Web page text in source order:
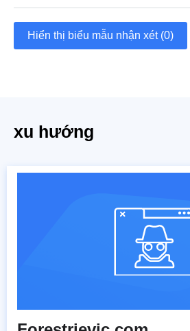
Hiển thị biểu mẫu nhận xét (0)
xu hướng